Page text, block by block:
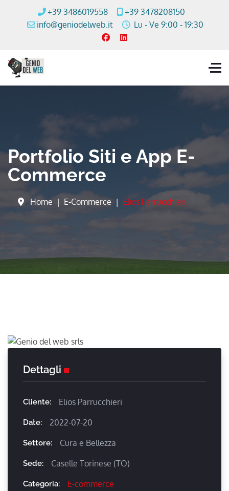
+39 3486019558
+39 3478208150
info@geniodelweb.it
Lu - Ve 9:00 - 19:30
Portfolio Siti e App E-
Commerce
Home E-Commerce Elios Parrucchieri
Dettagli
Cliente: Elios Parrucchieri
Date: 2022-07-20
Settore: Cura e Bellezza
Sede: Caselle Torinese (TO)
Categoria: E-commerce